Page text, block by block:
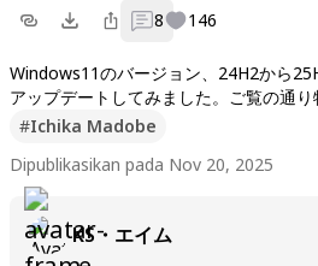
8 146
Windows11のバージョン、24H2から
アップデートしてみました。ご覧の通
本的に見た目可愛いけど性格小悪魔性悪
ます。
#Ichika Madobe
Dipublikasikan pada Nov 20, 2025
KS・エイム